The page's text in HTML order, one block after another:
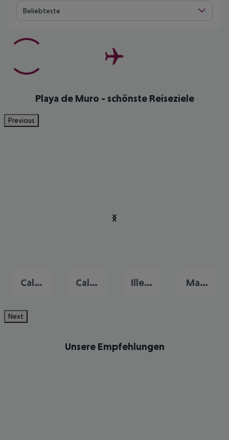
Beliebteste
Playa de Muro - schönste Reiseziele
Previous
Cala Mayor Calvia Illetas Magalluf
Next
Unsere Empfehlungen